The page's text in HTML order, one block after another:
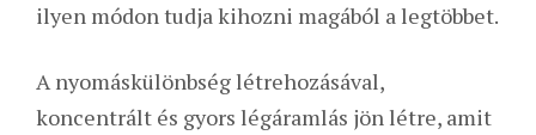
ilyen módon tudja kihozni magából a legtöbbet.
A nyomáskülönbség létrehozásával,
koncentrált és gyors légáramlás jön létre, amit